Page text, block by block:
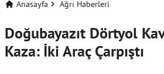
Anasayfa Ağrı Haberleri
Doğubayazıt Dörtyol
Kaza: İki Araç Çarpıştı